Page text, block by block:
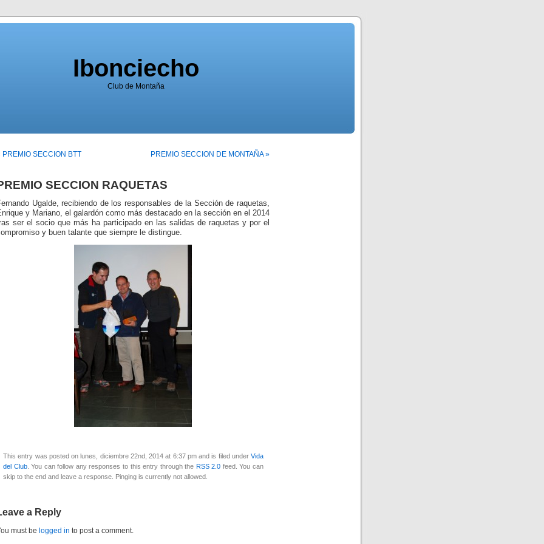
Ibonciecho
Club de Montaña
PREMIO SECCION BTT PREMIO SECCION DE MONTAÑA »
SECCION RAQUETAS
Ugalde, recibiendo de los responsables de la Sección de raquetas,
y Mariano, el galardón como más destacado en la sección en el 2014
ser el socio que más ha participado en las salidas de raquetas y por el
y buen talante que siempre le distingue.
This entry was posted on lunes, diciembre 22nd, 2014 at 6:37 pm and is filed under Vida
del Club. You can follow any responses to this entry through the RSS 2.0 feed. You can
skip to the end and leave a response. Pinging is currently not allowed.
a Reply
must be logged in to post a comment.